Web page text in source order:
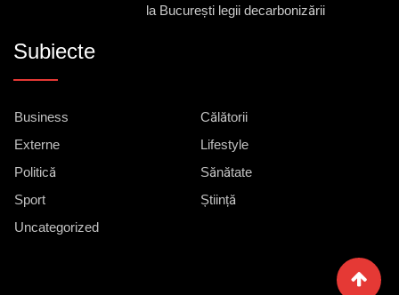
la București legii decarbonizării
Subiecte
Business
Călătorii
Externe
Lifestyle
Politică
Sănătate
Sport
Știință
Uncategorized